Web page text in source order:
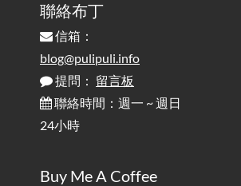
實作相容OpenAI API，但背後不是OpenAI的
務 / Implementing OpenAI API-Compatible
Powered by OpenAI
雜談：生活小技巧之用魔鬼氈避免機車鑰匙脫
/ Talk: Use Velcro to Prevent Your Motorcycle
Home Is More Than Just an Ad Blocker
聯絡布丁
信箱：
blog@pulipuli.info
提問： 留言板
聯絡時間：週一 ~ 週日
24小時
Buy Me A Coffee